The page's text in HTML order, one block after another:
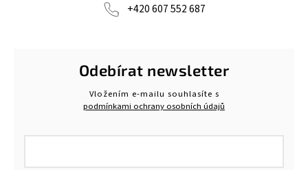
+420 607 552 687
Odebírat newsletter
Vložením e-mailu souhlasíte s
podmínkami ochrany osobních údajů